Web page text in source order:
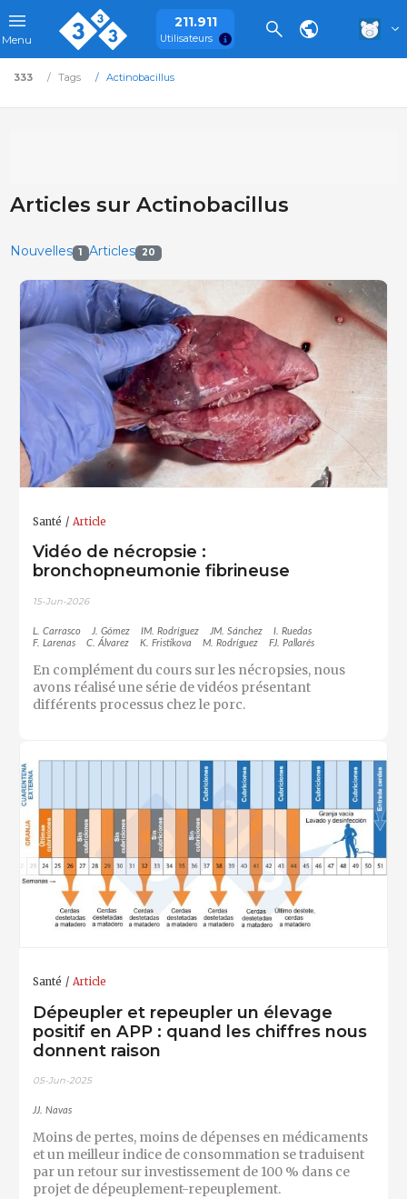
Menu
211.911
Utilisateurs
333 Tags Actinobacillus
Articles sur Actinobacillus
Nouvelles 1 Articles 20
Santé Article
Vidéo de nécropsie :
bronchopneumonie fibrineuse
15-Jun-2026
L. Carrasco J. Gómez IM. Rodríguez JM. Sánchez
I. Ruedas
F. Larenas
C. Álvarez K. Fristikova M. Rodríguez FJ. Pallarés
En complément du cours sur les nécropsies, nous
avons réalisé une série de vidéos présentant
différents processus chez le porc.
Santé Article
Dépeupler et repeupler un élevage
positif en APP : quand les chiffres nous
donnent raison
05-Jun-2025
JJ. Navas
Moins de pertes, moins de dépenses en médicaments
et un meilleur indice de consommation se traduisent
par un retour sur investissement de 100 % dans ce
projet de dépeuplement-repeuplement.